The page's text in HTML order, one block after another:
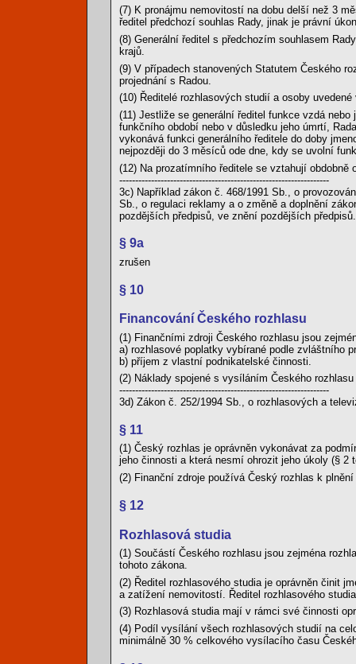
(7) K pronájmu nemovitostí na dobu delší než 3
ředitel předchozí souhlas Rady, jinak je právní
(8) Generální ředitel s předchozím souhlasem
krajů.
(9) V případech stanovených Statutem Českého
projednání s Radou.
(10) Ředitelé rozhlasových studií a osoby
(11) Jestliže se generální ředitel funkce vzdá
funkčního období nebo v důsledku jeho úmrtí,
vykonává funkci generálního ředitele do doby
nejpozději do 3 měsíců ode dne, kdy se uvolní
(12) Na prozatímního ředitele se vztahují obdobně
------------------------------------------------------------------
3c) Například zákon č. 468/1991 Sb., o
Sb., o regulaci reklamy a o změně a doplnění
pozdějších předpisů, ve znění pozdějších předpisů.
§ 9a
zrušen
§ 10
Financování Českého rozhlasu
(1) Finančními zdroji Českého rozhlasu jsou
a) rozhlasové poplatky vybírané podle zvláštního
b) příjem z vlastní podnikatelské činnosti.
(2) Náklady spojené s vysíláním Českého
------------------------------------------------------------------
3d) Zákon č. 252/1994 Sb., o rozhlasových a
§ 11
(1) Český rozhlas je oprávněn vykonávat za
jeho činnosti a která nesmí ohrozit jeho úkoly (§ 2
(2) Finanční zdroje používá Český rozhlas k
§ 12
Rozhlasová studia
(1) Součástí Českého rozhlasu jsou zejména
tohoto zákona.
(2) Ředitel rozhlasového studia je oprávněn činit
a zatížení nemovitostí. Ředitel rozhlasového
(3) Rozhlasová studia mají v rámci své činnosti
(4) Podíl vysílání všech rozhlasových studií na
minimálně 30 % celkového vysílacího času